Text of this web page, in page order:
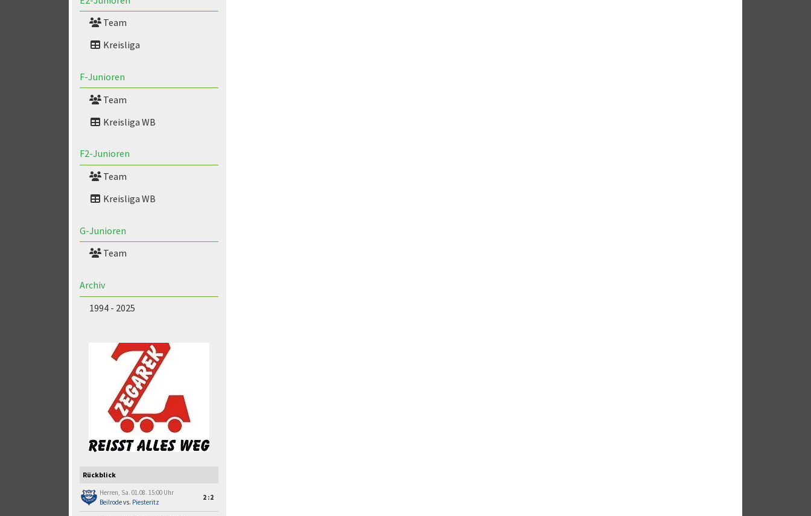
Team
Kreisliga
F-Junioren
Team
Kreisliga WB
F2-Junioren
Team
Kreisliga WB
G-Junioren
Team
Archiv
1994 - 2025
Rückblick
Herren, Sa. 01.08. 15:00 Uhr
Beilrodevs. Piesteritz
2:2